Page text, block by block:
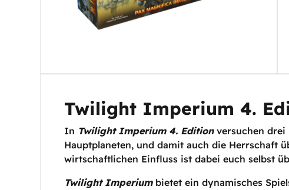
Twilight Imperium 4.
In Twilight Imperium 4. Edition versuchen drei
Hauptplaneten, und damit auch die Herrschaft
wirtschaftlichen Einfluss ist dabei euch selbst
Twilight Imperium bietet ein dynamisches